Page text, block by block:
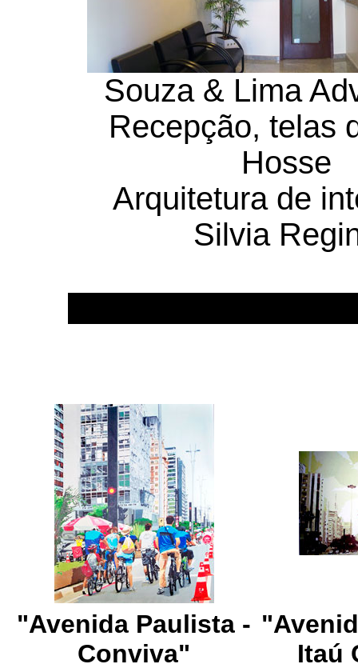
Souza & Lima
Recepção, telas
Hosse
Arquitetura de
Silvia
"Avenida Paulista -
Conviva"
Itaú